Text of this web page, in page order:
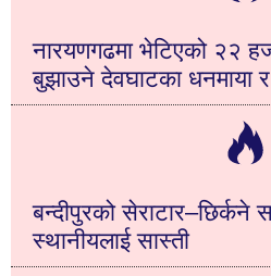
नारयणगढमा भेटिएको २२
बुझाउने देवघाटका धनमाया र
बन्दीपुरको
स्थानीयलाई सास्ती